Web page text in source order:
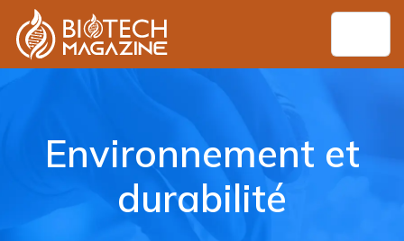
Environnement et
durabilité